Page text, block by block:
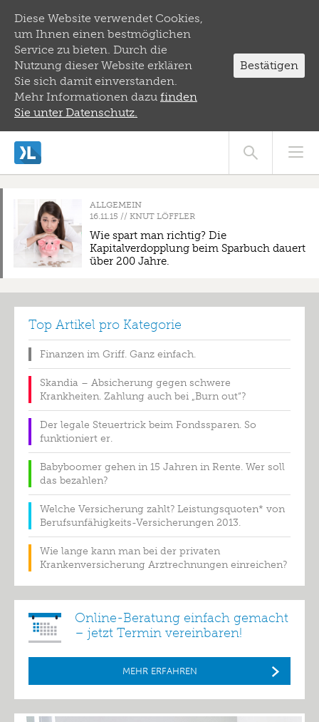
ALLGEMEIN
//KNUT LÖFFLER
Wie spart man richtig? Die
Kapitalverdopplung beim Sparbuch dauert
über 200 Jahre.
Top Artikel pro Kategorie
Finanzen im Griff. Ganz einfach.
Skandia – Absicherung gegen schwere
Krankheiten. Zahlung auch bei „Burn out“?
Der legale Steuertrick beim Fondssparen. So
funktioniert er.
Babyboomer gehen in 15 Jahren in Rente. Wer soll
das bezahlen?
Welche Versicherung zahlt? Leistungsquoten* von
Berufsunfähigkeits-Versicherungen 2013.
Wie lange kann man bei der privaten
Krankenversicherung Arztrechnungen einreichen?
Online-Beratung einfach gemacht
– jetzt Termin vereinbaren!
MEHR ERFAHREN
Diese Website verwendet Cookies,
um Ihnen einen bestmöglichen
Service zu bieten. Durch die
Nutzung dieser Website erklären
Sie sich damit einverstanden.
Mehr Informationen dazu finden
Sie unter Datenschutz.
Bestätigen